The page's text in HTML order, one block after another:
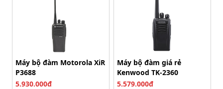
Máy bộ đàm Motorola XiR
P3688
5.930.000đ
Máy bộ đàm giá rẻ
Kenwood TK-2360
5.579.000đ